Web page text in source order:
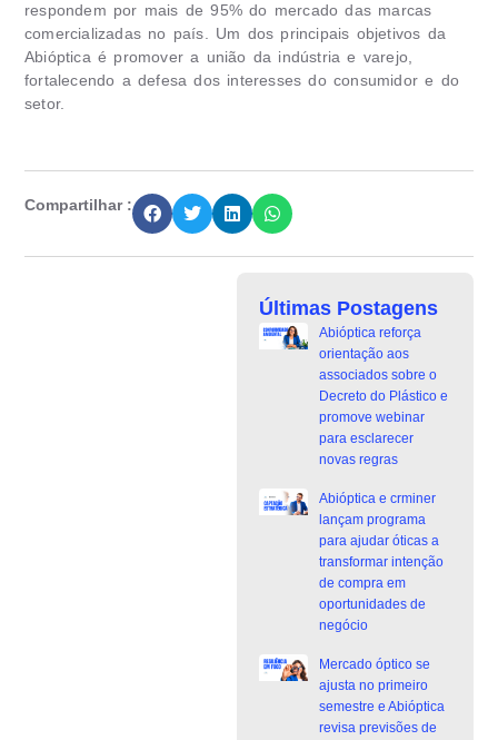
respondem por mais de 95% do mercado das marcas
comercializadas no país. Um dos principais objetivos da
Abióptica é promover a união da indústria e varejo,
fortalecendo a defesa dos interesses do consumidor e do
setor.
Compartilhar :
Últimas Postagens
Abióptica reforça
orientação aos
associados sobre o
Decreto do Plástico e
promove webinar
para esclarecer
novas regras
Abióptica e crminer
lançam programa
para ajudar óticas a
transformar intenção
de compra em
oportunidades de
negócio
Mercado óptico se
ajusta no primeiro
semestre e Abióptica
revisa previsões de